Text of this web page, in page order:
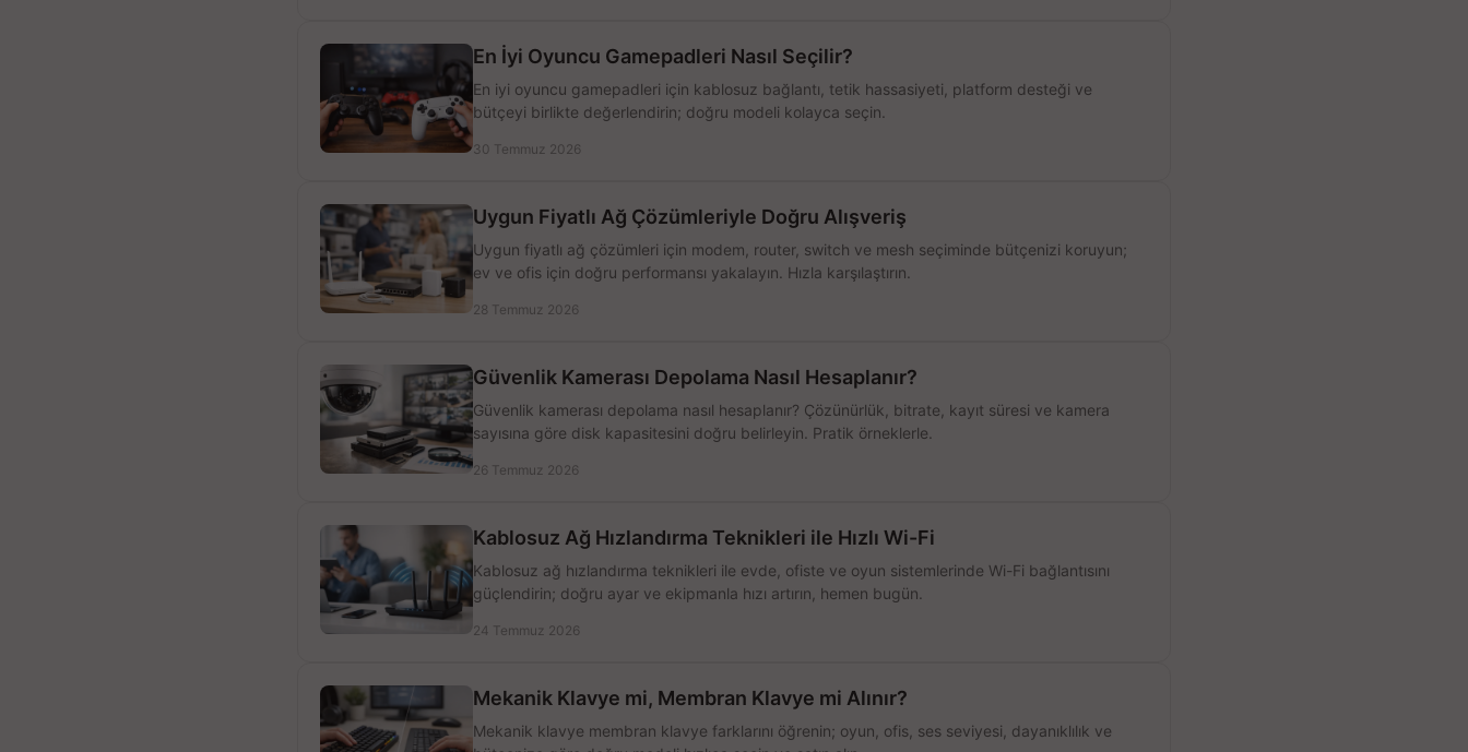
En İyi Oyuncu Gamepadleri Nasıl Seçilir?
En iyi oyuncu gamepadleri için kablosuz bağlantı, tetik hassasiyeti, platform desteği ve
bütçeyi birlikte değerlendirin; doğru modeli kolayca seçin.
30 Temmuz 2026
Uygun Fiyatlı Ağ Çözümleriyle Doğru Alışveriş
Uygun fiyatlı ağ çözümleri için modem, router, switch ve mesh seçiminde bütçenizi koruyun;
ev ve ofis için doğru performansı yakalayın. Hızla karşılaştırın.
28 Temmuz 2026
Güvenlik Kamerası Depolama Nasıl Hesaplanır?
Güvenlik kamerası depolama nasıl hesaplanır? Çözünürlük, bitrate, kayıt süresi ve kamera
sayısına göre disk kapasitesini doğru belirleyin. Pratik örneklerle.
26 Temmuz 2026
Kablosuz Ağ Hızlandırma Teknikleri ile Hızlı Wi-Fi
Kablosuz ağ hızlandırma teknikleri ile evde, ofiste ve oyun sistemlerinde Wi-Fi bağlantısını
güçlendirin; doğru ayar ve ekipmanla hızı artırın, hemen bugün.
24 Temmuz 2026
Mekanik Klavye mi, Membran Klavye mi Alınır?
Mekanik klavye membran klavye farklarını öğrenin; oyun, ofis, ses seviyesi, dayanıklılık ve